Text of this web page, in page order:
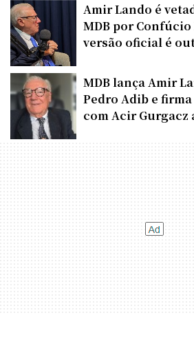
Amir Lando é
MDB por
versão oficial é
MDB lança Amir
Pedro Adib e
com Acir Gurgacz